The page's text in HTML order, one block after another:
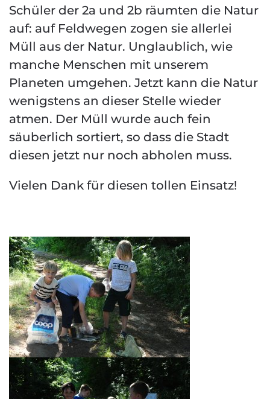
Schüler der 2a und 2b räumten die Natur
auf: auf Feldwegen zogen sie allerlei
Müll aus der Natur. Unglaublich, wie
manche Menschen mit unserem
Planeten umgehen. Jetzt kann die Natur
wenigstens an dieser Stelle wieder
atmen. Der Müll wurde auch fein
säuberlich sortiert, so dass die Stadt
diesen jetzt nur noch abholen muss.
Vielen Dank für diesen tollen Einsatz!